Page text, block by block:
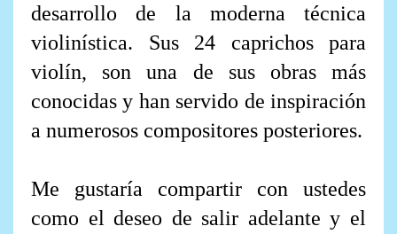
desarrollo de la moderna técnica
violinística. Sus 24 caprichos para
violín, son una de sus obras más
conocidas y han servido de inspiración
a numerosos compositores posteriores.
Me gustaría compartir con ustedes
como el deseo de salir adelante y el